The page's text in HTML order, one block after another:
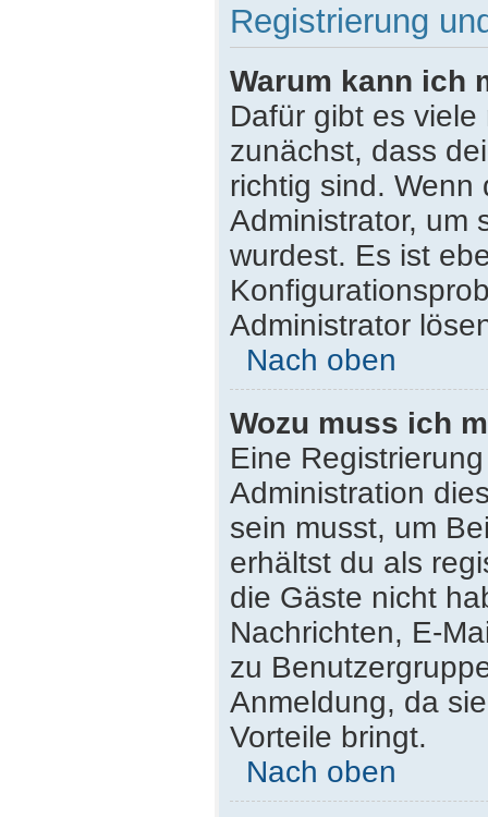
Registrierung
Warum kann ich
Dafür gibt es
zunächst, dass
richtig sind. Wenn
Administrator, um
wurdest. Es ist
Administrator
Nach oben
Wozu muss ich
Eine
Administration
sein musst, um
erhältst du als
die Gäste nicht
Nachrichten, E-
zu
Anmeldung, da
Vorteile bringt.
Nach oben